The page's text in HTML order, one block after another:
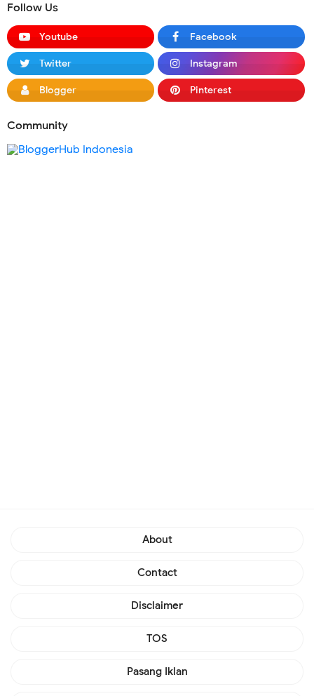
Follow Us
Youtube Facebook
Twitter Instagram
Blogger Pinterest
Community
About
Contact
Disclaimer
TOS
Pasang Iklan